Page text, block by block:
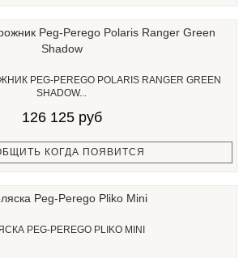
PEG-PEREGO POLARIS RANGER GREEN
SHADOW...
126 125 руб
КОГДА ПОЯВИТСЯ
PEG-PEREGO PLIKO MINI